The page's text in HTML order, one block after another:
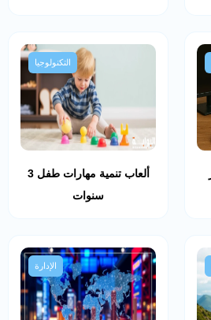
التكنولوجيا
ألعاب تنمية مهارات طفل 3
سنوات
الإدارة